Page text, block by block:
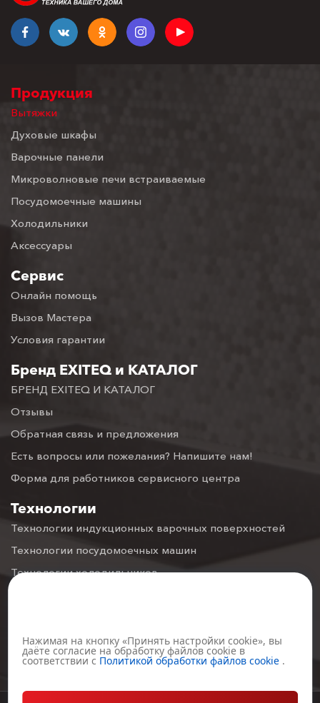
Продукция
Вытяжки
Духовые шкафы
Варочные панели
Микроволновые печи встраиваемые
Посудомоечные машины
Холодильники
Аксессуары
Сервис
Онлайн помощь
Вызов Мастера
Условия гарантии
Бренд EXITEQ и КАТАЛОГ
БРЕНД EXITEQ И КАТАЛОГ
Отзывы
Обратная связь и предложения
Есть вопросы или пожелания? Напишите нам!
Форма для работников сервисного центра
Технологии
Технологии индукционных варочных поверхностей
Технологии посудомоечных машин
Технологии холодильников
Технологии газовых варочных поверхностей
Технологии Микроволновых печей
Нажимая на кнопку «Принять настройки cookie», вы
даёте согласие на обработку файлов cookie в
соответствии с Политикой обработки файлов cookie .